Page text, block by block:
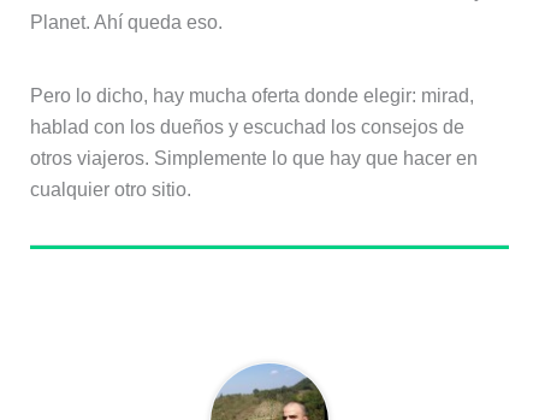
Planet. Ahí queda eso.
Pero lo dicho, hay mucha oferta donde elegir: mirad,
hablad con los dueños y escuchad los consejos de
otros viajeros. Simplemente lo que hay que hacer en
cualquier otro sitio.